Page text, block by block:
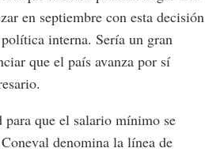
en septiembre con esta decisión
interna. Sería un gran
que el país avanza por sí
para que el salario mínimo se
denomina la línea de